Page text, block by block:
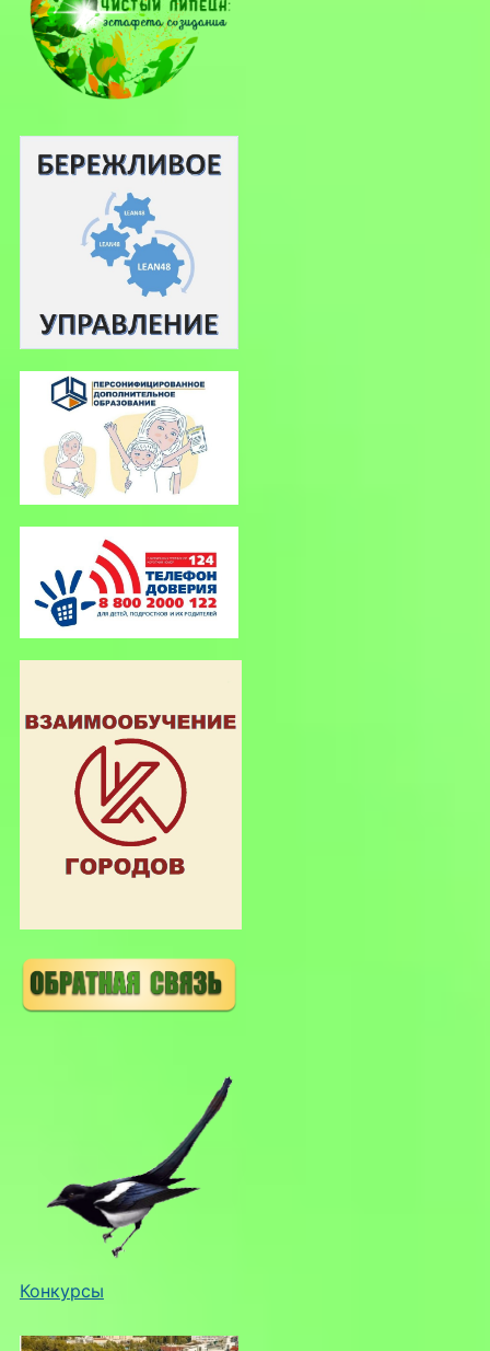
Конкурсы